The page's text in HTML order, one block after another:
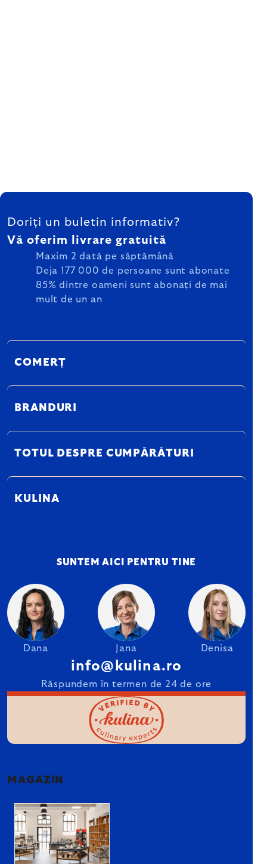
SUBSOL
Doriți un buletin informativ?
Vă oferim livrare gratuită
Maxim 2 dată pe săptămână
Deja 177 000 de persoane sunt abonate
85% dintre oameni sunt abonați de mai
mult de un an
COMERȚ
BRANDURI
TOTUL DESPRE CUMPĂRĂTURI
KULINA
SUNTEM AICI PENTRU TINE
Dana Jana Denisa
info@kulina.ro
Răspundem în termen de 24 de ore
MAGAZIN